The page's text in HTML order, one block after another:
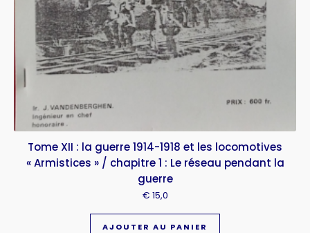
Tome XII : la guerre 1914-1918 et les locomotives
« Armistices » / chapitre 1 : Le réseau pendant la
guerre
€ 15,0
AJOUTER AU PANIER